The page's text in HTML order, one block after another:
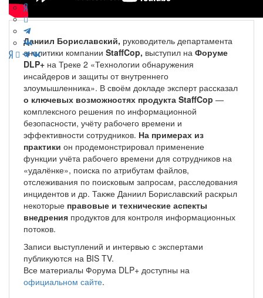
Даниил Бориславский, руководитель департамента
аналитики компании StaffCop, выступил на Форуме
DLP+ на Треке 2 «Технологии обнаружения
инсайдеров и защиты от внутреннего
злоумышленника». В своём докладе эксперт рассказал
о ключевых возможностях продукта StaffCop —
комплексного решения по информационной
безопасности, учёту рабочего времени и
эффективности сотрудников. На примерах из
практики он продемонстрировал применение
функции учёта рабочего времени для сотрудников на
«удалёнке», поиска по атрибутам файлов,
отслеживания по поисковым запросам, расследования
инцидентов и др. Также Даниил Бориславский раскрыл
некоторые правовые и технические аспекты
внедрения продуктов для контроля информационных
потоков.
Записи выступлений и интервью с экспертами
публикуются на BIS TV.
Все материалы Форума DLP+ доступны на
официальном сайте.